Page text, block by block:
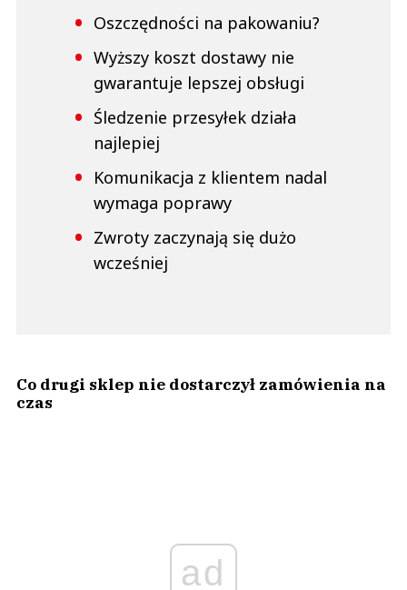
Oszczędności na pakowaniu?
Wyższy koszt dostawy nie
gwarantuje lepszej obsługi
Śledzenie przesyłek działa
najlepiej
Komunikacja z klientem nadal
wymaga poprawy
Zwroty zaczynają się dużo
wcześniej
Co drugi sklep nie dostarczył zamówienia na
czas
ad